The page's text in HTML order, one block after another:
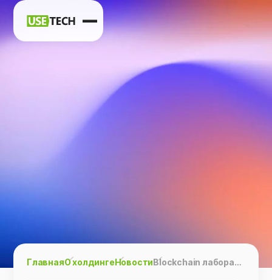
ГлавнаяО холдингеНовости Blockchain лаборатория USETECH в программе грантов фонда Web 3.0